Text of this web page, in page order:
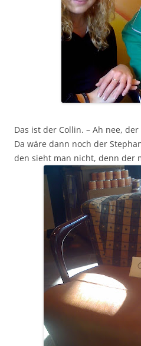
Das ist der Collin. – Ah nee,
Da wäre dann noch der
den sieht man nicht, denn der